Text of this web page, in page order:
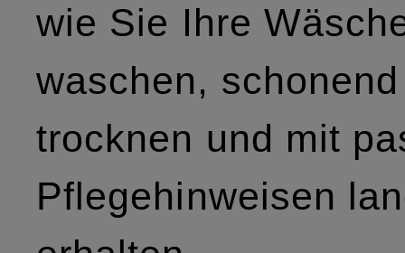
wie Sie Ihre
waschen, schonend
trocknen und mit
Pflegehinweisen